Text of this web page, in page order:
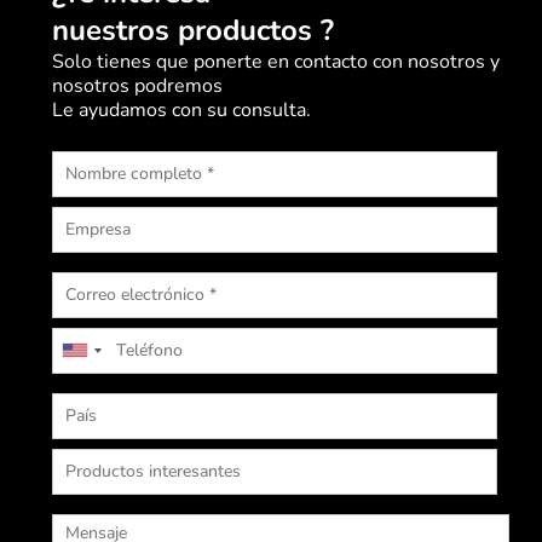
nuestros productos ?
Solo tienes que ponerte en contacto con nosotros y
nosotros podremos
Le ayudamos con su consulta.
U
i
t
e
d
S